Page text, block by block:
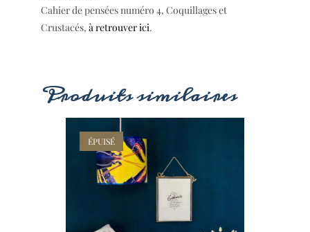
Cahier de pensées numéro 4, Coquillages et
Crustacés,à retrouver ici.
Produits similaires
ÉPUISÉ